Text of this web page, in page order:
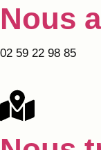
Nous
02 59 22 98 85